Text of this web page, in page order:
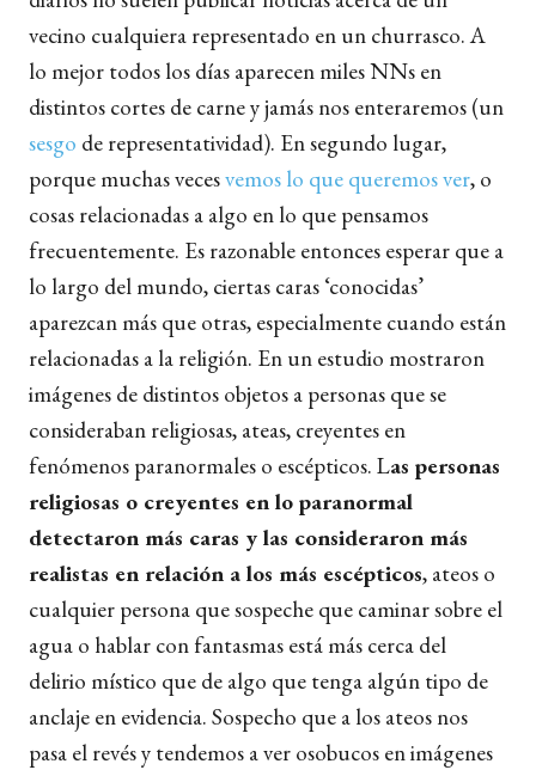
vecino cualquiera representado en un churrasco. A
lo mejor todos los días aparecen miles NNs en
distintos cortes de carne y jamás nos enteraremos (un
sesgo de representatividad). En segundo lugar,
porque muchas vecesvemos lo que queremos ver, o
cosas relacionadas a algo en lo que pensamos
frecuentemente. Es razonable entonces esperar que a
lo largo del mundo, ciertas caras ‘conocidas’
aparezcan más que otras, especialmente cuando están
relacionadas a la religión. En un estudio mostraron
imágenes de distintos objetos a personas que se
consideraban religiosas, ateas, creyentes en
fenómenos paranormales o escépticos. Las personas
religiosas o creyentes en lo paranormal
detectaron más caras y las consideraron más
realistas en relación a los más escépticos, ateos o
cualquier persona que sospeche que caminar sobre el
agua o hablar con fantasmas está más cerca del
delirio místico que de algo que tenga algún tipo de
anclaje en evidencia. Sospecho que a los ateos nos
pasa el revés y tendemos a ver osobucos en imágenes